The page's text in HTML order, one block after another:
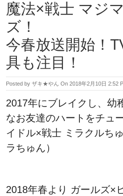
魔法×戦士 マジ
ズ！
今春放送開始！
具も注目！
Posted by ザキ★やん On 2018年2月10日 2:52
2017年にブレイクし、幼
なお友達のハートをチュ
イドル×戦士 ミラクルち
ラちゅん）
2018年春より ガールズ×